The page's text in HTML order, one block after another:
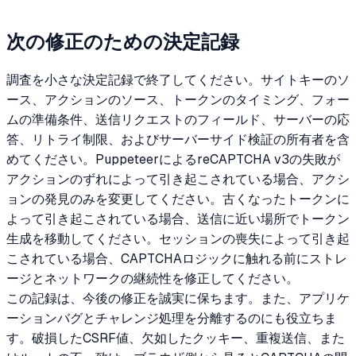
次の修正のための決定記録
調査を小さな決定記録で終了してください。サイトキーのソ
ース、アクションのソース、トークンのタイミング、フォー
ムの準備条件、送信リクエストのフィールド、サーバーの応
答、リトライ制限、およびサーバーサイド検証の所有者を含
めてください。PuppeteerによるreCAPTCHA v3の失敗が
アクションのずれによって引き起こされている場合、アクシ
ョンの発見のみを変更してください。古くなったトークンに
よって引き起こされている場合、送信に近い場所でトークン
生成を移動してください。セッションの喪失によって引き起
こされている場合、CAPTCHAロジックに触れる前にストレ
ージとネットワークの継続性を修正してください。
この記録は、今後の修正を誠実に保ちます。また、アプリケ
ーションバグとチャレンジ処理を分離するのにも役立ちま
す。破損したCSRF値、欠如したクッキー、重複送信、また